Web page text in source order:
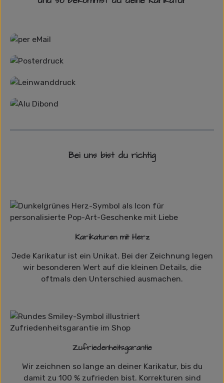
Bei uns bist du richtig
Karikaturen mit Herz
Jede Karikatur ist ein Unikat. Bei der Zeichnung legen
wir besonderen Wert auf die kleinen Details, die
oftmals den Unterschied ausmachen.
Zufriedenheitsgarantie
Wir zeichnen so lange an deiner Karikatur, bis du
damit zu 100 % zufrieden bist. Korrekturen sind